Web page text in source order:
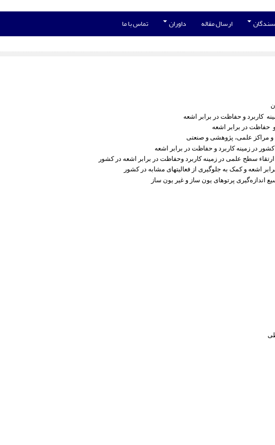
ارسال مقاله داوران تماس با ما
کاربرد و حفاظت در برابر اشعه
حفاظت در برابر اشعه
و مراکز علمی، پژوهشی و صنعتی
در زمینه کاربرد و حفاظت در برابر اشعه
سطح علمی در زمینه کاربرد وحفاظت در برابر اشعه در کشور
اشعه و کمک به جلوگیری از فعالیتهای مشابه در کشور
اندازه‌گیری پرتوهای یون ساز و غیر یون ساز